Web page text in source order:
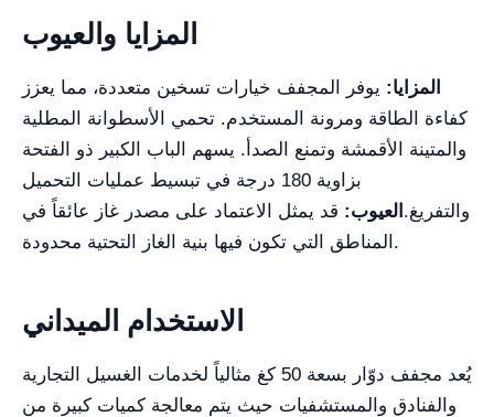
المزايا والعيوب
المزايا: يوفر المجفف خيارات تسخين متعددة، مما يعزز
كفاءة الطاقة ومرونة المستخدم. تحمي الأسطوانة المطلية
والمتينة الأقمشة وتمنع الصدأ. يسهم الباب الكبير ذو الفتحة
بزاوية 180 درجة في تبسيط عمليات التحميل
والتفريغ. العيوب: قد يمثل الاعتماد على مصدر غاز عائقاً في
المناطق التي تكون فيها بنية الغاز التحتية محدودة.
الاستخدام الميداني
يُعد مجفف دوّار بسعة 50 كغ مثالياً لخدمات الغسيل التجارية
والفنادق والمستشفيات حيث يتم معالجة كميات كبيرة من